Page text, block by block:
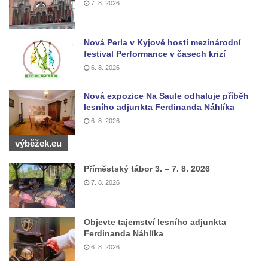
Socha Dívka s mušlí v ZOO Leipzig
Socha Tygr v ZOO Leipzig
Socha Atlet v ZOO Leipzig
Socha Marabu v ZOO Leipzig
Busta Karla Maxe Schneidera v ZOO
Leipzig
Socha Iásón v ZOO Leipzig
Socha Mladý slon v ZOO Leipzig
Socha Býk v ZOO Dresden
Socha Uprchlý otrok bojuje s divokým psem
v ZOO Dresden
Socha krokodýla v ZOO Dresden
Socha slona v ZOO Dresden
Socha Faun s medvíďaty v ZOO Dresden
7. 8. 2026
Nová Perla v Kyjově hostí mezinárodní
festival Performance v časech krizí
6. 8. 2026
Nová expozice Na Saule odhaluje příběh
lesního adjunkta Ferdinanda Náhlíka
6. 8. 2026
výběžek.eu
Příměstský tábor 3. – 7. 8. 2026
7. 8. 2026
Objevte tajemství lesního adjunkta
Ferdinanda Náhlíka
6. 8. 2026